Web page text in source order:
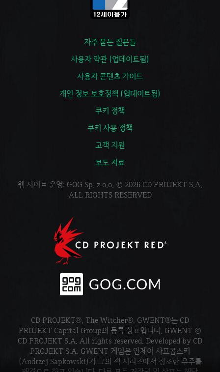
자주 묻는 질문들
사용자 약관 (업데이트됨)
사용자 콘텐츠 가이드
개인 정보 보호정책 (업데이트됨)
쿠키 정책
쿠키 사용 정책
고객 지원
보도 자료
웹 사이트 운영: GOG Sp. z o.o. © 2026 CD PROJEKT S.A.
ALL RIGHTS RESERVED
CD PROJEKT®, The Witcher®, GWENT®는 CD
PROJEKT Capital Group의 등록 상표입니다. GWENT ©
CD PROJEKT S.A. All rights reserved. Developed by CD
PROJEKT S.A. GWENT 게임은 안제이 사프콥스키
(Andrzej Sapkowski)가 그의 책 시리즈에서 창조한 우주를